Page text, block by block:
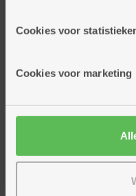
partners kunnen deze
Cookies voor
Cookies voor marketing
Thuisdiensten
Financieel
Mijn Zorgbedrijf
Onze innovaties